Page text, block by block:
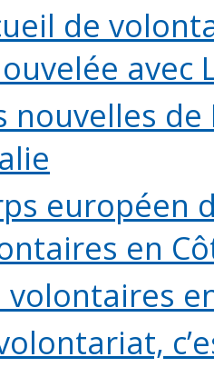
de
avec
nouvelles
européen
en
volontaires